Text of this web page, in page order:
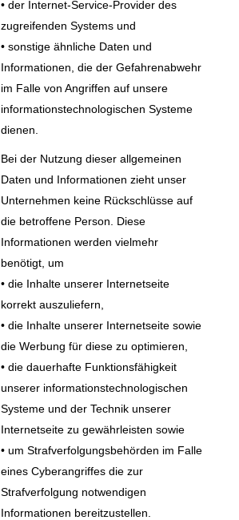
• der Internet-Service-Provider des
zugreifenden Systems und
• sonstige ähnliche Daten und
Informationen, die der Gefahrenabwehr
im Falle von Angriffen auf unsere
informationstechnologischen Systeme
dienen.
Bei der Nutzung dieser allgemeinen
Daten und Informationen zieht unser
Unternehmen keine Rückschlüsse auf
die betroffene Person. Diese
Informationen werden vielmehr
benötigt, um
• die Inhalte unserer Internetseite
korrekt auszuliefern,
• die Inhalte unserer Internetseite sowie
die Werbung für diese zu optimieren,
• die dauerhafte Funktionsfähigkeit
unserer informationstechnologischen
Systeme und der Technik unserer
Internetseite zu gewährleisten sowie
• um Strafverfolgungsbehörden im Falle
eines Cyberangriffes die zur
Strafverfolgung notwendigen
Informationen bereitzustellen.